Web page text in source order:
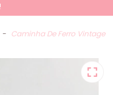
- Caminha De Ferro Vintage